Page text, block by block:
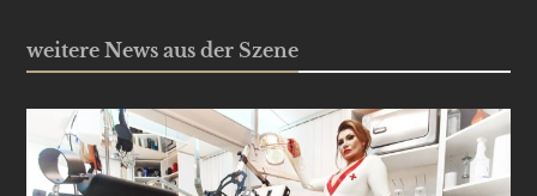
weitere News aus der Szene